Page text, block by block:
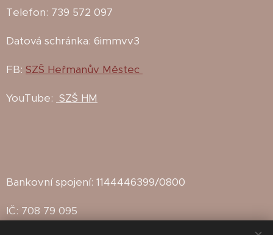
Telefon: 739 572 097
Datová schránka: 6immvv3
FB: SZŠ Heřmanův Městec
YouTube: SZŠ HM
Bankovní spojení: 1144446399/0800
IČ: 708 79 095